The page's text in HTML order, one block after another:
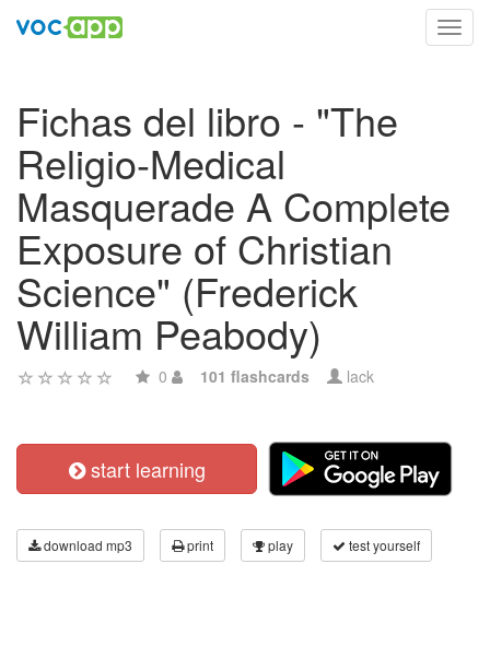
Fichas del libro - "The
Religio-Medical
Masquerade A Complete
Exposure of Christian
Science" (Frederick
William Peabody)
0 101 flashcards lack
start learning
download mp3 print play test yourself